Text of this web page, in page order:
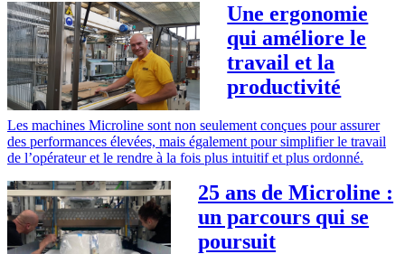
Une ergonomie
qui améliore le
travail et la
productivité
Les machines Microline sont non seulement conçues pour assurer
des performances élevées, mais également pour simplifier le travail
de l’opérateur et le rendre à la fois plus intuitif et plus ordonné.
25 ans de Microline :
un parcours qui se
poursuit